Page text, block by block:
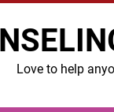
Love to help